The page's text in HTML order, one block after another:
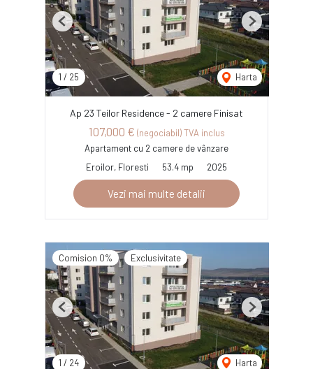
1 / 25 Harta
Previous Next
Ap 23 Teilor Residence - 2 camere Finisat
107,000 € (negociabil) TVA inclus
Apartament cu 2 camere de vânzare
Eroilor, Floresti
53.4 mp 2025
Vezi mai multe detalii
Comision 0% Exclusivitate
1 / 24 Harta
Previous Next